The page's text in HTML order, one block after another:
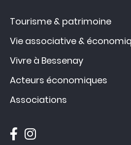
Tourisme & patrimoine
Vie associative &
Vivre à Bessenay
Acteurs économiques
Associations